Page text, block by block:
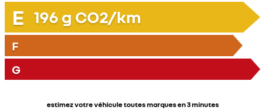
E 196 g CO2/km
F
G
estimez votre véhicule toutes marques en 3 minutes